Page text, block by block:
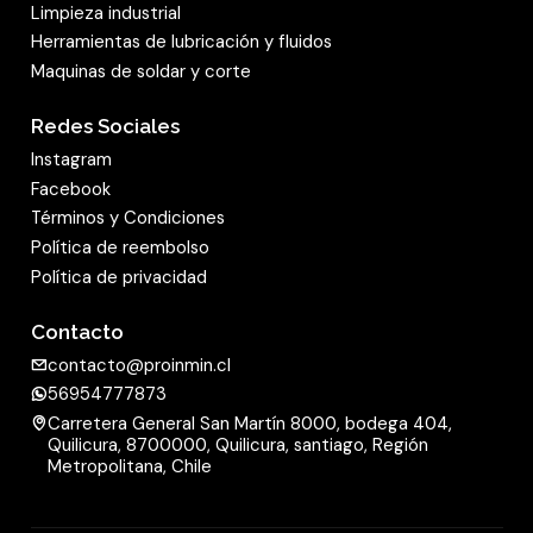
disponible con granulometrías gruesas a finas,
de modo que el poder de remoción se puede
elegir en función de cada tarea individual.
de grano contribuye al elevado poder de
remoción. Como agente aglomerante se utiliza
una resina sintética de alta calidad, y el grano es
de distribución semi-abierta. Para el soporte se
utiliza un soporte de papel (papel C)
mostrar menos
Limpieza industrial
Herramientas de lubricación y fluidos
Maquinas de soldar y corte
Redes Sociales
Instagram
Facebook
Términos y Condiciones
Política de reembolso
Política de privacidad
Contacto
contacto@proinmin.cl
56954777873
Carretera General San Martín 8000, bodega 404,
Quilicura, 8700000, Quilicura, santiago, Región
Metropolitana, Chile